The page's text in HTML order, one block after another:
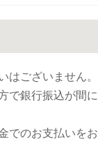
はございません。
で銀行振込が間
でのお支払いを